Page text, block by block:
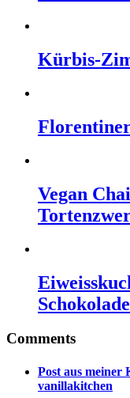
Kürbis-
Vegan
Comments
Post aus meiner
vanillakitchen